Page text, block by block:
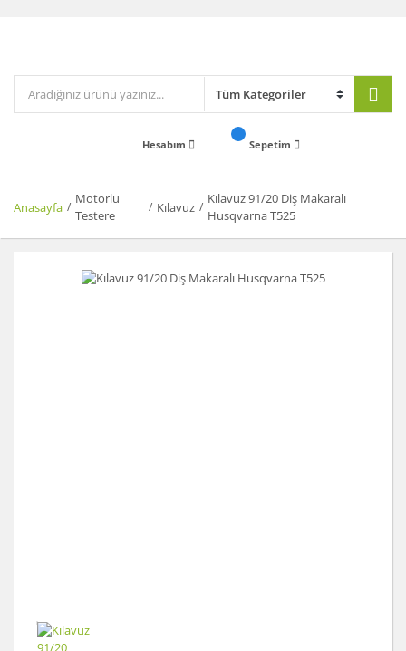
Hesabım Sepetim
Anasayfa
Motorlu
Testere
Kılavuz
Kılavuz 91/20 Diş Makaralı
Husqvarna T525